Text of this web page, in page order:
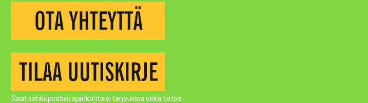
Saat sähköpostiisi ajankohtaisi tarjouksia sekä tietoa